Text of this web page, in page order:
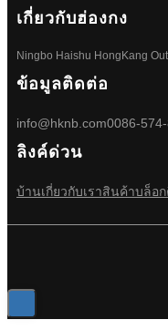
เกี่ยวกับฮ่องกง
Ningbo Haishu HongKang
ข้อมูลติดต่อ
info@hknb.com0086-
ลิงค์ด่วน
บ้านเกี่ยวกับเราสินค้าบล็อก